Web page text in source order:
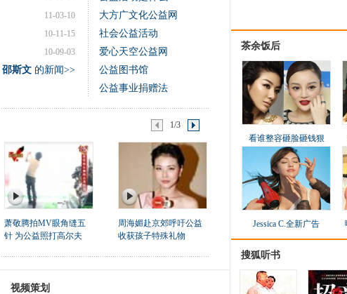
11-03-10
10-11-15
10-09-03
邵斯文的新闻>>
大方广文化公益网
社会公益活动
爱心天空公益网
公益图书馆
公益事业捐赠法
1/3
萧敬腾拍MV眼角缝五
针 为公益照打高尔夫
周海媚赴京郊呼吁公益
收获孩子特殊礼物
视频策划
茶余饭后
看谁整容砸脸砸钱狠
Jessica C.全新广告
搜狐听书